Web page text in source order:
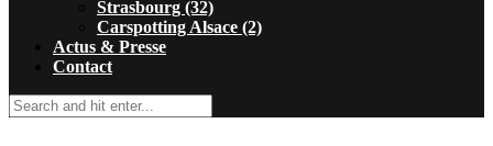
Strasbourg (32)
Carspotting Alsace (2)
Actus & Presse
Contact